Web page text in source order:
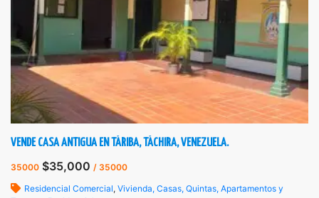
VENDE CASA ANTIGUA EN TÁRIBA, TÁCHIRA, VENEZUELA.
35000 $35,000 / 35000
Residencial Comercial, Vivienda, Casas, Quintas, Apartamentos y